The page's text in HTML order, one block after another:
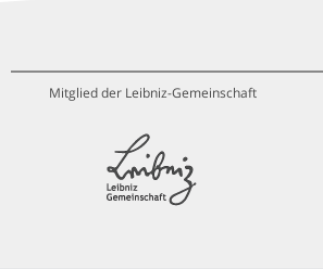
Mitglied der Leibniz-Gemeinschaft